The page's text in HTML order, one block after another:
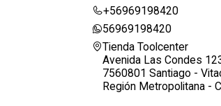
+56969198420
56969198420
Tienda Toolcenter
Avenida Las Condes
7560801 Santiago -
Región Metropolitana -